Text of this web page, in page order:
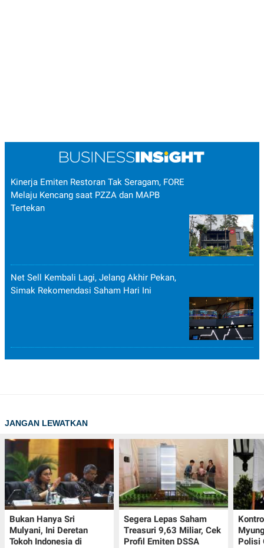
Kinerja Emiten Restoran Tak Seragam, FORE
Melaju Kencang saat PZZA dan MAPB
Tertekan
Net Sell Kembali Lagi, Jelang Akhir Pekan,
Simak Rekomendasi Saham Hari Ini
JANGAN LEWATKAN
Bukan Hanya Sri
Mulyani, Ini Deretan
Tokoh Indonesia di
Segera Lepas Saham
Treasuri 9,63 Miliar, Cek
Profil Emiten DSSA
Polisi